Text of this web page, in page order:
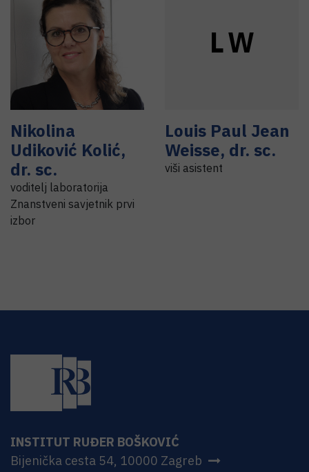
Nikolina
Udiković Kolić,
dr. sc.
voditelj laboratorija
Znanstveni savjetnik prvi
izbor
LW
Louis Paul Jean
Weisse, dr. sc.
viši asistent
INSTITUT RUĐER BOŠKOVIĆ
Bijenička cesta 54, 10000 Zagreb